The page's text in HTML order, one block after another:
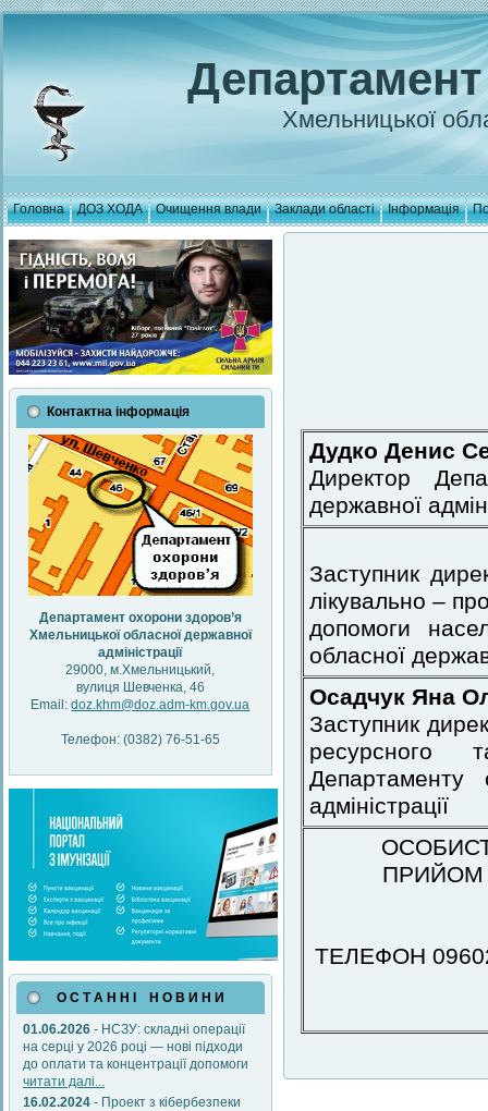
Хмельницької
Головна ДОЗ ХОДА Очищення влади Заклади області Інформація
Контактна інформація
Департамент охорони здоров’я
Хмельницької обласної державної
адміністрації
29000, м.Хмельницький,
вулиця Шевченка, 46
Email:doz.khm@doz.adm-km.gov.ua
Телефон: (0382) 76-51-65
О С Т А Н Н І Н О В И Н И
01.06.2026 - НСЗУ: складні операції
на серці у 2026 році — нові підходи
до оплати та концентрації допомоги
читати далі...
16.02.2024 - Проект з кібербезпеки
Дудко Денис
Директор
державної
Заступник
лікувально –
допомоги
обласної
Осадчук Яна
Заступник
ресурсного
Департаменту
адміністрації
ПРИЙОМ
ТЕЛЕФОН